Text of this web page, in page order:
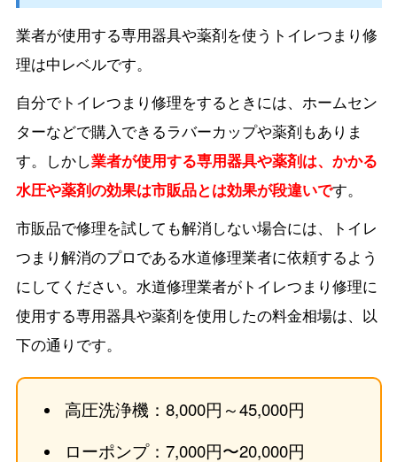
業者が使用する専用器具や薬剤を使うトイレつまり修
理は中レベルです。
自分でトイレつまり修理をするときには、ホームセン
ターなどで購入できるラバーカップや薬剤もありま
す。しかし業者が使用する専用器具や薬剤は、かかる
水圧や薬剤の効果は市販品とは効果が段違いです。
市販品で修理を試しても解消しない場合には、トイレ
つまり解消のプロである水道修理業者に依頼するよう
にしてください。水道修理業者がトイレつまり修理に
使用する専用器具や薬剤を使用したの料金相場は、以
下の通りです。
高圧洗浄機：8,000円～45,000円
ローポンプ：7,000円〜20,000円